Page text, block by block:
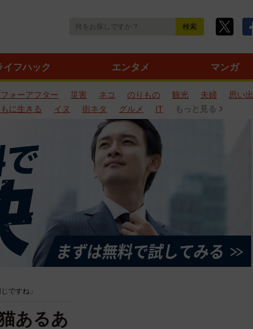
イフハック エンタメ マンガ
フォーアフター 災害 ネコ のりもの 観光 夫婦
思い出
に生きる イヌ 街ネタ グルメ IT もっと見る
ですね」
あるあ